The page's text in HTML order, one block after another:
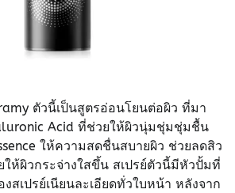
ตัวนี้เป็นสูตรอ่อนโยนต่อผิว ที่มา
Acid ที่ช่วยให้ผิวนุ่มชุ่มชุ่มชื้น
ให้ความสดชื่นสบายผิว ช่วยลดสิว
ให้ผิวกระจ่างใสขึ้น สเปรย์ตัวนี้มีหัวปั้มที่
สเปรย์เนียนละเอียดทั่วใบหน้า หลังจาก